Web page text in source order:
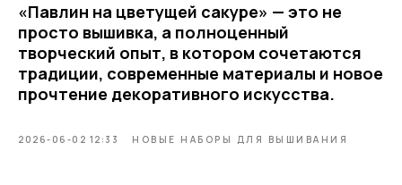
«Павлин на цветущей сакуре» — это не
просто вышивка, а полноценный
творческий опыт, в котором сочетаются
традиции, современные материалы и новое
прочтение декоративного искусства.
2026-06-02 12:33 НОВЫЕ НАБОРЫ ДЛЯ ВЫШИВАНИЯ